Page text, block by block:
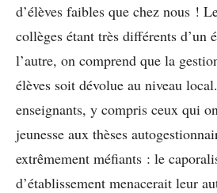
d’élèves faibles que chez nous !
collèges étant très différents d’un
l’autre, on comprend que la
élèves soit dévolue au niveau
enseignants, y compris ceux qui
jeunesse aux thèses
extrêmement méfiants : le
d’établissement menacerait leur